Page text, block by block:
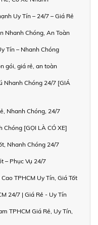
Uy Tín – 24/7 – Giá Rẻ
Nhanh Chóng, An Toàn
Tín – Nhanh Chóng
gói, giá rẻ, an toàn
Nhanh Chóng 24/7 [GIÁ
Nhanh Chóng, 24/7
Chóng [GỌI LÀ CÓ XE]
Nhanh Chóng 24/7
– Phục Vụ 24/7
TPHCM Uy Tín, Giá Tốt
24/7 | Giá Rẻ - Uy Tín
TPHCM Giá Rẻ, Uy Tín,